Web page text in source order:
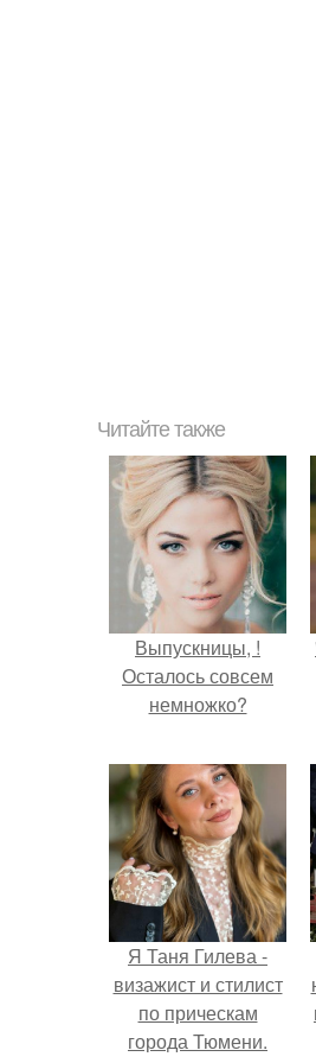
Читайте также
Выпускницы, !
Осталось совсем
немножко?
Я Таня Гилева -
визажист и стилист
по прическам
города Тюмени.